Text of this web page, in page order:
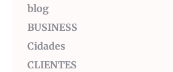
blog
BUSINESS
Cidades
CLIENTES